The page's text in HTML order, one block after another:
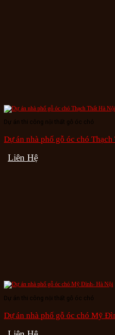
Dự án thi công nội thất gỗ óc chó
Dự án nhà phố gỗ óc chó
Liên Hệ
Dự án thi công nội thất gỗ óc chó
Dự án nhà phố gỗ óc chó Mỹ